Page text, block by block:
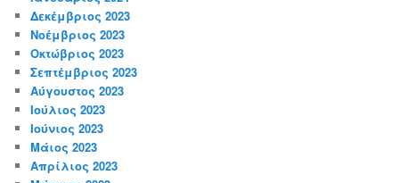
Δεκέμβριος 2023
Νοέμβριος 2023
Οκτώβριος 2023
Σεπτέμβριος 2023
Αύγουστος 2023
Ιούλιος 2023
Ιούνιος 2023
Μάιος 2023
Απρίλιος 2023